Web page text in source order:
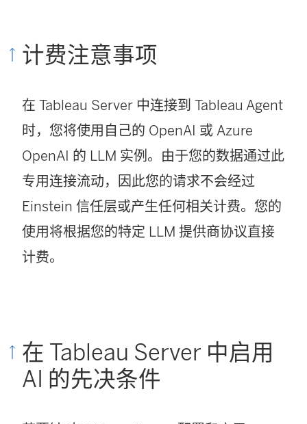
口
中
打
开
)
计费注意事项
在 Tableau Server 中连接到 Tableau Agent
时，您将使用自己的 OpenAI 或 Azure
OpenAI 的 LLM 实例。由于您的数据通过此
专用连接流动，因此您的请求不会经过
Einstein 信任层或产生任何相关计费。您的
使用将根据您的特定 LLM 提供商协议直接
计费。
在 Tableau Server 中启用
AI 的先决条件